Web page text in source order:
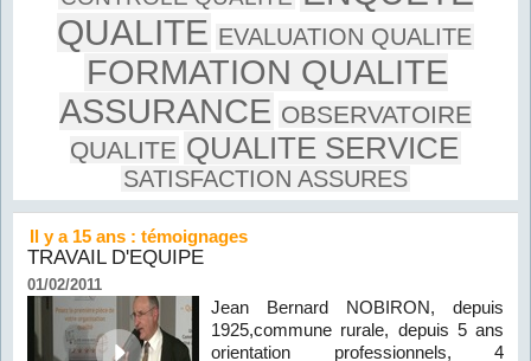
QUALITE EVALUATION QUALITE
FORMATION QUALITE
ASSURANCE OBSERVATOIRE
QUALITE QUALITE SERVICE
SATISFACTION ASSURES
Il y a 15 ans : témoignages
TRAVAIL D'EQUIPE
01/02/2011
Jean Bernard NOBIRON, depuis
1925,commune rurale, depuis 5 ans
orientation professionnels, 4